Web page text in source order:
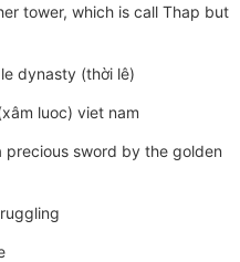
tower, which is call Thap but
dynasty (thời lê)
luoc) viet nam
precious sword by the golden